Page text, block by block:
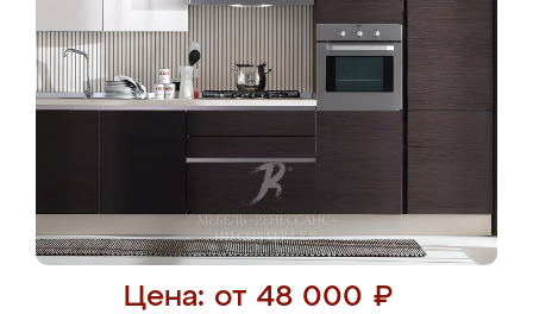
Цена: от 48 000 ₽